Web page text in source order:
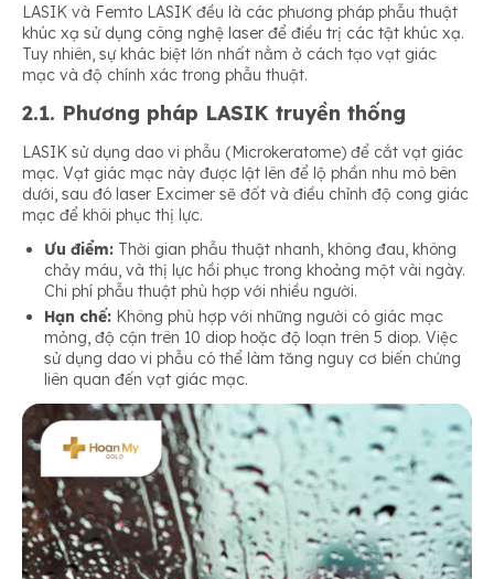
LASIK và Femto LASIK đều là các phương pháp phẫu thuật
khúc xạ sử dụng công nghệ laser để điều trị các tật khúc xạ.
Tuy nhiên, sự khác biệt lớn nhất nằm ở cách tạo vạt giác
mạc và độ chính xác trong phẫu thuật.
2.1. Phương pháp LASIK truyền thống
LASIK sử dụng dao vi phẫu (Microkeratome) để cắt vạt giác
mạc. Vạt giác mạc này được lật lên để lộ phần nhu mô bên
dưới, sau đó laser Excimer sẽ đốt và điều chỉnh độ cong giác
mạc để khôi phục thị lực.
Ưu điểm: Thời gian phẫu thuật nhanh, không đau, không
chảy máu, và thị lực hồi phục trong khoảng một vài ngày.
Chi phí phẫu thuật phù hợp với nhiều người.
Hạn chế: Không phù hợp với những người có giác mạc
mỏng, độ cận trên 10 diop hoặc độ loạn trên 5 diop. Việc
sử dụng dao vi phẫu có thể làm tăng nguy cơ biến chứng
liên quan đến vạt giác mạc.